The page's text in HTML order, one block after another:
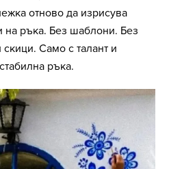
отново да изрисува
на ръка. Без шаблони. Без
Само с талант и
ръка.